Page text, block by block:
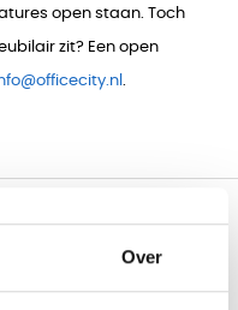
Over
open staan. Toch
zit? Een open
.